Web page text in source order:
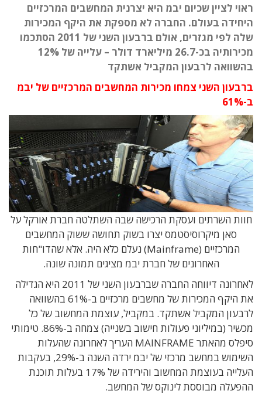
ראוי לציין שכיום יבמ היא יצרנית המחשבים המרכזיים
היחידה בעולם. החברה לא מספקת את היקף המכירות
שלה לפי מגזרים, אולם ברבעון השני של 2011 הסתכמו
מכירותיה בכ-26.7 מיליארד דולר – עלייה של 12%
בהשוואה לרבעון המקביל אשתקד
ברבעון השני צמחו מכירות המחשבים המרכזיים של יבמ
ב-61%
חוות השרתים ועסקת הרכישה שבה השתלטה חברת אורקל על
סאן מיקרוסיסטמס יצרו בשוק תחושה ששוק המחשבים
המרכזיים (Mainframe) נעלם כלא היה. אלא שהדו"חות
האחרונים של חברת יבמ מציגים תמונה שונה.
לאחרונה דיווחה החברה שברבעון השני של 2011 היא הגדילה
את היקף המכירות של מחשבים מרכזיים ב-61% בהשוואה
לרבעון המקביל אשתקד. במקביל, עוצמת המחשוב של כל
מכשיר (במיליוני פעולות חישוב בשנייה) צמחה ב-86%. טימותי
סיפלס מהאתר MAINFRAME העריך לאחרונה שהעלות
השימוש במחשב מרכזי של יבמ ירדה השנה ב-29%, בעקבות
העלייה בעוצמת המחשוב והירידה של 17% בעלות תוכנת
ההפעלה מבוססת לינוקס של המחשב.